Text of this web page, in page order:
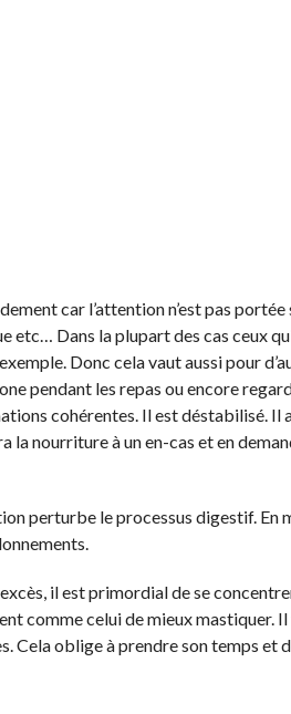
car l’attention n’est pas
etc… Dans la plupart des cas ceux
Donc cela vaut aussi pour
pendant les repas ou encore
cohérentes. Il est déstabilisé. Il
la nourriture à un en-cas et en
perturbe le processus digestif. En
il est primordial de se
comme celui de mieux mastiquer. Il
Cela oblige à prendre son temps et